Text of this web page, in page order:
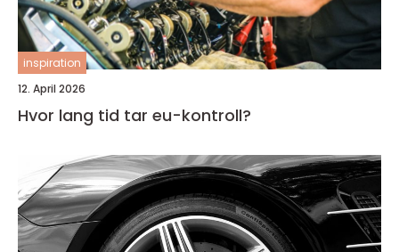
inspiration
12. April 2026
Hvor lang tid tar eu-kontroll?